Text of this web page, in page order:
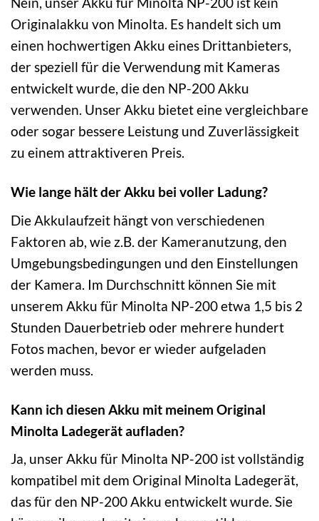
Originalakku von Minolta. Es handelt sich um
einen hochwertigen Akku eines Drittanbieters,
der speziell für die Verwendung mit Kameras
entwickelt wurde, die den NP-200 Akku
verwenden. Unser Akku bietet eine vergleichbare
oder sogar bessere Leistung und Zuverlässigkeit
zu einem attraktiveren Preis.
Wie lange hält der Akku bei voller Ladung?
Die Akkulaufzeit hängt von verschiedenen
Faktoren ab, wie z.B. der Kameranutzung, den
Umgebungsbedingungen und den Einstellungen
der Kamera. Im Durchschnitt können Sie mit
unserem Akku für Minolta NP-200 etwa 1,5 bis 2
Stunden Dauerbetrieb oder mehrere hundert
Fotos machen, bevor er wieder aufgeladen
werden muss.
Kann ich diesen Akku mit meinem Original
Minolta Ladegerät aufladen?
Ja, unser Akku für Minolta NP-200 ist vollständig
kompatibel mit dem Original Minolta Ladegerät,
das für den NP-200 Akku entwickelt wurde. Sie